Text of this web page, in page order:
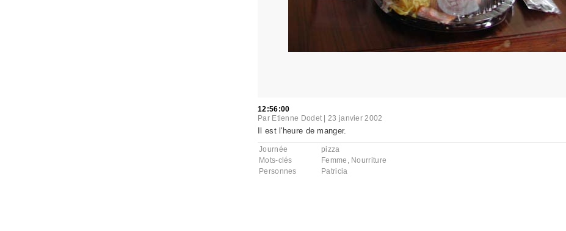
12:56:00
Par Etienne Dodet |23 janvier 2002
Il est l'heure de manger.
Journée
pizza
Mots-clés
Femme , Nourriture
Personnes
Patricia